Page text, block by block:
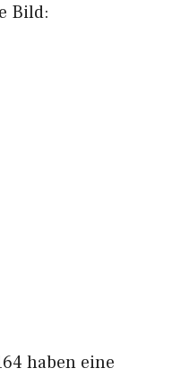
Bild:
haben eine